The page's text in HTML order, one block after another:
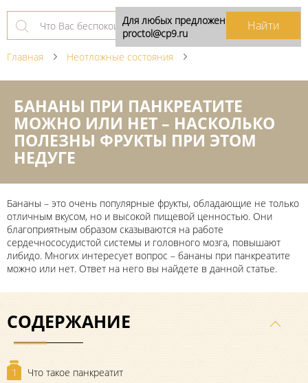
Главная Неотложные состояния
БАНАНЫ ПРИ ПАНКРЕАТИТЕ
МОЖНО ИЛИ НЕТ – НАСКОЛЬКО
ПОЛЕЗНЫ ФРУКТЫ ПРИ ЭТОМ
НЕДУГЕ
Бананы – это очень популярные фрукты, обладающие не только
отличным вкусом, но и высокой пищевой ценностью. Они
благоприятным образом сказываются на работе
сердечнососудистой системы и головного мозга, повышают
либидо. Многих интересует вопрос – бананы при панкреатите
можно или нет. Ответ на него вы найдете в данной статье.
СОДЕРЖАНИЕ
1
Что такое панкреатит
Для любых предложений по сайту:
proctol@cp9.ru